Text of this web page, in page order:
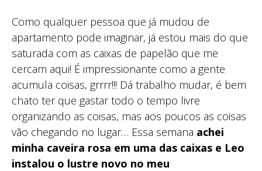
Como qualquer pessoa que já mudou de
apartamento pode imaginar, já estou mais do que
saturada com as caixas de papelão que me
cercam aqui! É impressionante como a gente
acumula coisas, grrrr!!! Dá trabalho mudar, é bem
chato ter que gastar todo o tempo livre
organizando as coisas, mas aos poucos as coisas
vão chegando no lugar… Essa semana achei
minha caveira rosa em uma das caixas e Leo
instalou o lustre novo no meu